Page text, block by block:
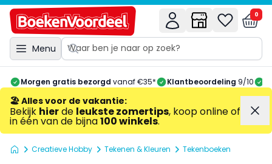
Menu
0
Morgen gratis bezorgd vanaf €35* Klantbeoordeling 9/10
🏖️ Alles voor de vakantie:
Bekijk hierde leukste zomertips, koop online of
in één van de bijna100 winkels.
Creatieve Hobby Tekenen & Kleuren Tekenboeken